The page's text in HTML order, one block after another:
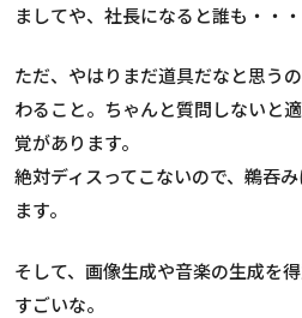
ましてや、社長になると誰も・・
ただ、やはりまだ道具だなと思う
わること。ちゃんと質問しないと
覚があります。
絶対ディスってこないので、鵜吞
ます。
そして、画像生成や音楽の生成を
すごいな。